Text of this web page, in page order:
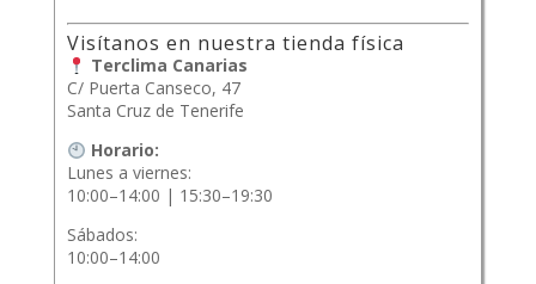
Visítanos en nuestra tienda física
Terclima Canarias
C/ Puerta Canseco, 47
Santa Cruz de Tenerife
Horario:
Lunes a viernes:
10:00–14:00 | 15:30–19:30
Sábados:
10:00–14:00